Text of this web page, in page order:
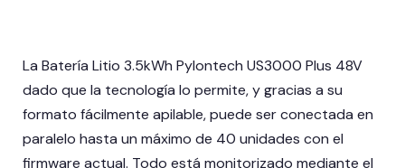
La Batería Litio 3.5kWh Pylontech US3000 Plus 48V
dado que la tecnología lo permite, y gracias a su
formato fácilmente apilable, puede ser conectada en
paralelo hasta un máximo de 40 unidades con el
firmware actual. Todo está monitorizado mediante el